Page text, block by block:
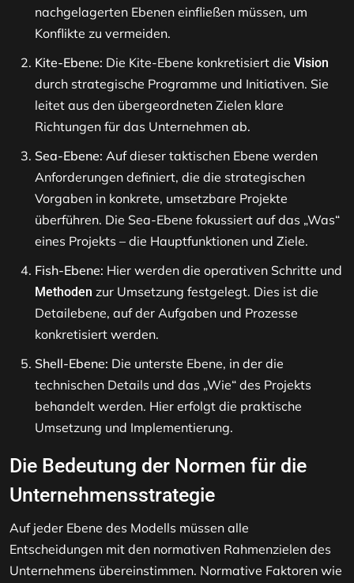
nachgelagerten Ebenen einfließen müssen, um
Konflikte zu vermeiden.
Kite-Ebene: Die Kite-Ebene konkretisiert die Vision
durch strategische Programme und Initiativen. Sie
leitet aus den übergeordneten Zielen klare
Richtungen für das Unternehmen ab.
Sea-Ebene: Auf dieser taktischen Ebene werden
Anforderungen definiert, die die strategischen
Vorgaben in konkrete, umsetzbare Projekte
überführen. Die Sea-Ebene fokussiert auf das „Was“
eines Projekts – die Hauptfunktionen und Ziele.
Fish-Ebene: Hier werden die operativen Schritte und
Methoden zur Umsetzung festgelegt. Dies ist die
Detailebene, auf der Aufgaben und Prozesse
konkretisiert werden.
Shell-Ebene: Die unterste Ebene, in der die
technischen Details und das „Wie“ des Projekts
behandelt werden. Hier erfolgt die praktische
Umsetzung und Implementierung.
Die Bedeutung der Normen für die
Unternehmensstrategie
Auf jeder Ebene des Modells müssen alle
Entscheidungen mit den normativen Rahmenzielen des
Unternehmens übereinstimmen. Normative Faktoren wie